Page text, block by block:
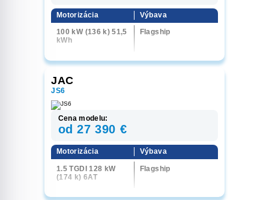
Motorizácia
100 kW (136 k) 51,5
kWh
Výbava
Flagship
JAC
JS6
Cena modelu:
od 27 390 €
Motorizácia
1.5 TGDI 128 kW
(174 k) 6AT
Výbava
Flagship